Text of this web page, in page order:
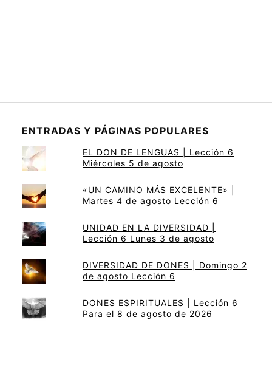
ENTRADAS Y PÁGINAS POPULARES
EL DON DE LENGUAS | Lección 6
Miércoles 5 de agosto
«UN CAMINO MÁS EXCELENTE» |
Martes 4 de agosto Lección 6
UNIDAD EN LA DIVERSIDAD |
Lección 6 Lunes 3 de agosto
DIVERSIDAD DE DONES | Domingo 2
de agosto Lección 6
DONES ESPIRITUALES | Lección 6
Para el 8 de agosto de 2026